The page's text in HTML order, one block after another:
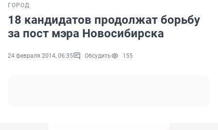
ГОРОД
18 кандидатов продолжат борьбу
за пост мэра Новосибирска
24 февраля 2014, 06:35 Обсудить 155